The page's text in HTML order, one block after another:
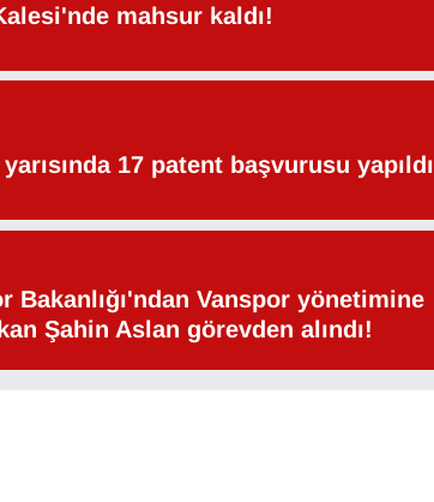
mahsur kaldı!
17 patent başvurusu yapıldı
Bakanlığı'ndan Vanspor yönetimine
Şahin Aslan görevden alındı!